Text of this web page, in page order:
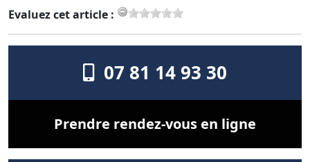
Evaluez cet article :
07 81 14 93 30
Prendre rendez-vous en ligne